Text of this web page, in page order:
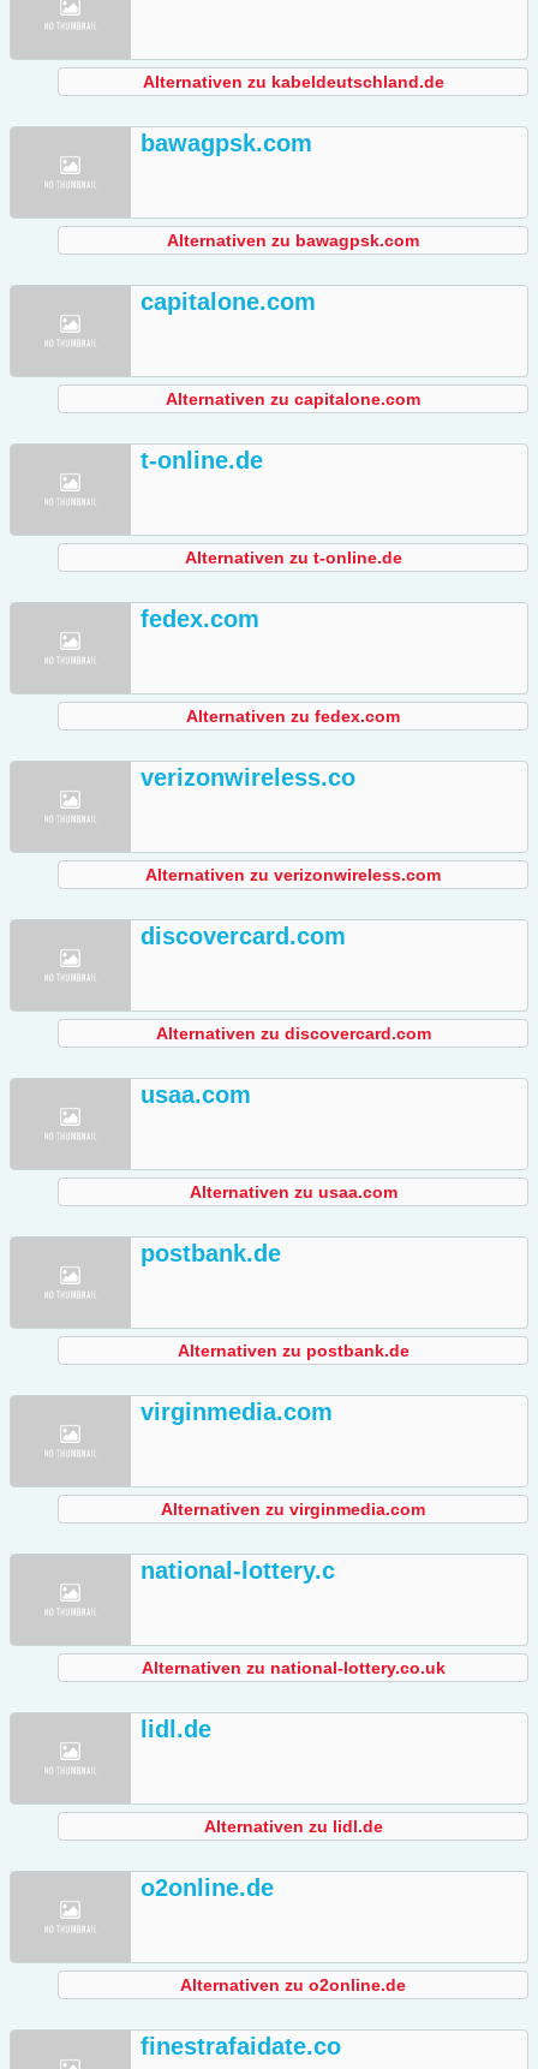
Alternativen zu kabeldeutschland.de
bawagpsk.com
Alternativen zu bawagpsk.com
capitalone.com
Alternativen zu capitalone.com
t-online.de
Alternativen zu t-online.de
fedex.com
Alternativen zu fedex.com
verizonwireless.co
Alternativen zu verizonwireless.com
discovercard.com
Alternativen zu discovercard.com
usaa.com
Alternativen zu usaa.com
postbank.de
Alternativen zu postbank.de
virginmedia.com
Alternativen zu virginmedia.com
national-lottery.c
Alternativen zu national-lottery.co.uk
lidl.de
Alternativen zu lidl.de
o2online.de
Alternativen zu o2online.de
finestrafaidate.co